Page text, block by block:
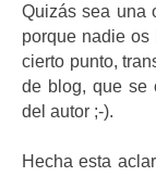
Quizás sea una
porque nadie os
cierto punto,
de blog, que se
del autor ;-).
Hecha esta